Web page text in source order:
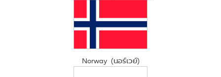
Norway (นอร์เวย์)